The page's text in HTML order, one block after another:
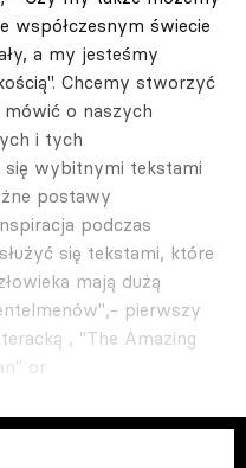
współczesnym świecie
a my jesteśmy
Chcemy stworzyć
o naszych
i tych
się wybitnymi tekstami
postawy
podczas
się tekstami, które
mają dużą
pierwszy
, "The Amazing
or